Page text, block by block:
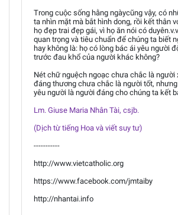
Trong cuộc sống hằng ngàycũng vậy, có
ta nhìn mặt mà bắt hình dong, rồi kết thân
họ đẹp trai đẹp gái, vì họ ăn nói có
quan trọng và tiêu chuẩn để chúng ta biết
hay không là: họ có lòng bác ái yêu người
trước đau khổ của người khác không?
Nét chữ nguệch ngoạc chưa chắc là người
đáng thương chưa chắc là người tốt,
yêu người là người đáng cho chúng ta kết
Lm. Giuse Maria Nhân Tài, csjb.
(Dịch từ tiếng Hoa và viết suy tư)
-----------
http://www.vietcatholic.org
https://www.facebook.com/jmtaiby
http://nhantai.info